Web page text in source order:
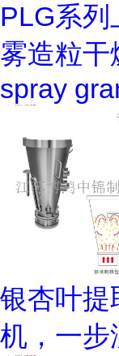
PLG系
雾造粒干
spray
银杏叶提
机，一步